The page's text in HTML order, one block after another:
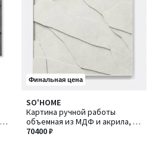
Финальная цена
SO'HOME
Картина ручной работы
объемная из МДФ и акрила, 80
см
70400 ₽